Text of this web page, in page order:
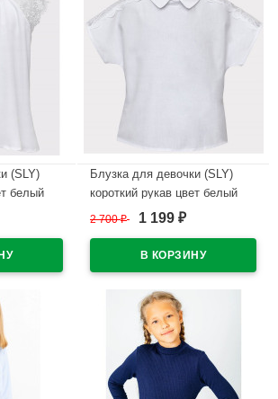
(SLY)
белый
ряд
Блузка для девочки (SLY)
короткий рукав цвет белый
арт.3S-111 размерный ряд
2 700₽ 1 199 ₽